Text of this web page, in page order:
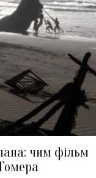
чим фільм